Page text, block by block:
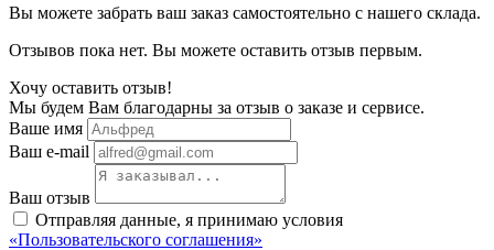
Вы можете забрать ваш заказ самостоятельно с нашего склада.
Отзывов пока нет. Вы можете оставить отзыв первым.
Хочу оставить отзыв!
Мы будем Вам благодарны за отзыв о заказе и сервисе.
Ваше имя
Ваш e-mail
Ваш отзыв
Отправляя данные, я принимаю условия
«Пользовательского соглашения»